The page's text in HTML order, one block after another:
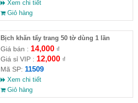
Xem chi tiết
Giỏ hàng
Bịch khăn tẩy trang 50 tờ dùng 1 lần
Giá bán : 14,000₫
Giá sỉ VIP : 12,000₫
Mã SP: 11509
Xem chi tiết
Giỏ hàng